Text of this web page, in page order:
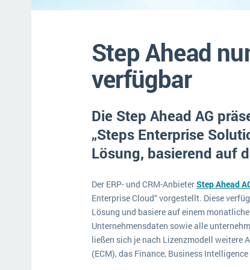
Step Ahead
verfügbar
Die Step Ahead AG
„Steps Enterprise
Lösung, basierend auf
Der ERP- und CRM-AnbieterStep Ahead
Enterprise Cloud“ vorgestellt. Diese
Lösung und basiere auf einem
Unternehmensdaten sowie alle
ließen sich je nach Lizenzmodell weitere
(ECM), das Finance, Business